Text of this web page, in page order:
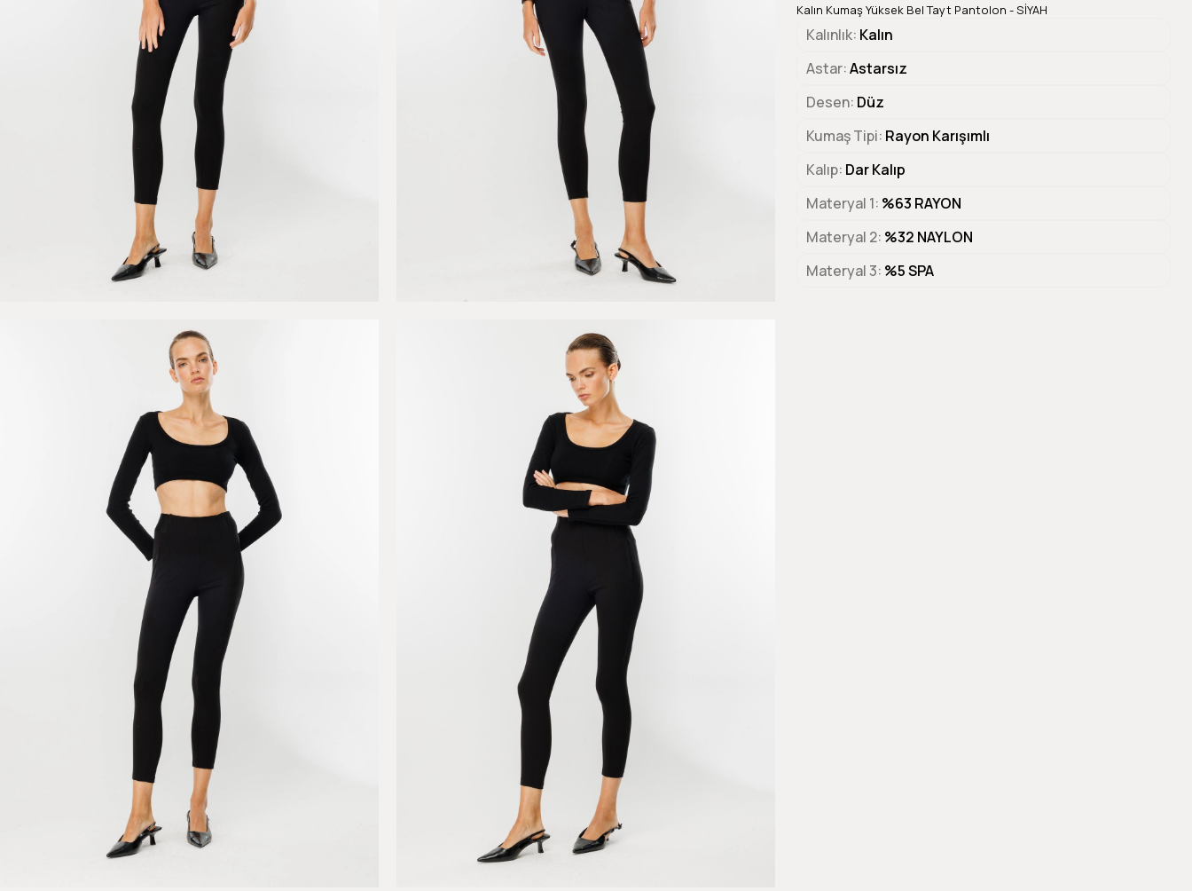
Kalın Kumaş Yüksek Bel Tayt Pantolon - SİYAH
Kalınlık Kalın
Astar Astarsız
Desen Düz
Kumaş Tipi Rayon Karışımlı
Kalıp Dar Kalıp
Materyal 1 %63 RAYON
Materyal 2 %32 NAYLON
Materyal 3 %5 SPA